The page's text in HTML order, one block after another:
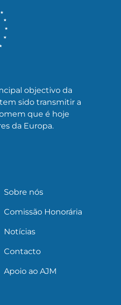
objectivo da
sido transmitir a
que é hoje
da Europa.
Sobre nós
Comissão Honorária
Notícias
Contacto
Apoio ao AJM